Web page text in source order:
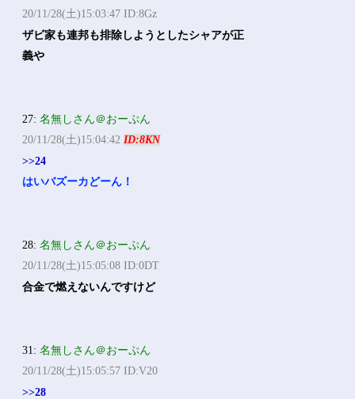
20/11/28(土)15:03:47 ID:8Gz
ザビ家も連邦も排除しようとしたシャアが正
義や
27:名無しさん＠おーぷん
20/11/28(土)15:04:42ID:8KN
>>24
はいバズーカどーん！
28:名無しさん＠おーぷん
20/11/28(土)15:05:08 ID:0DT
合金で燃えないんですけど
31:名無しさん＠おーぷん
20/11/28(土)15:05:57 ID:V20
>>28